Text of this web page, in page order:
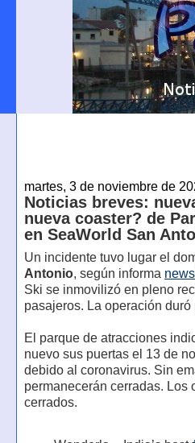
martes, 3 de noviembre de
Noticias breves:
nueva coaster? de
en SeaWorld San
Un incidente tuvo lugar el
Antonio, según informa
Ski se inmovilizó en pleno
pasajeros. La operación duró
El parque de atracciones
nuevo sus puertas el 13 de
debido al coronavirus. Sin
permanecerán cerradas. Los
cerrados.